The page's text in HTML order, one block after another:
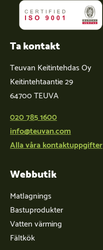
Ta kontakt
Teuvan Keitintehdas Oy
Keitintehtaantie 29
64700 TEUVA
020 785 1600
info@teuvan.com
Alla våra kontaktuppgifter
Webbutik
Matlagnings
Bastuprodukter
Vatten värming
Fältkök